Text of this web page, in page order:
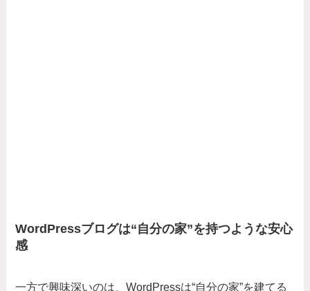
WordPressブログは“自分の家”を持つような安心
感
一方で興味深いのは、WordPressは“自分の家”を建てる